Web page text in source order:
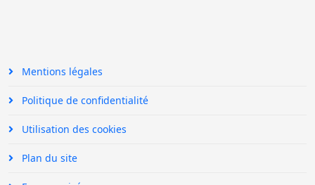
Mentions légales
Politique de confidentialité
Utilisation des cookies
Plan du site